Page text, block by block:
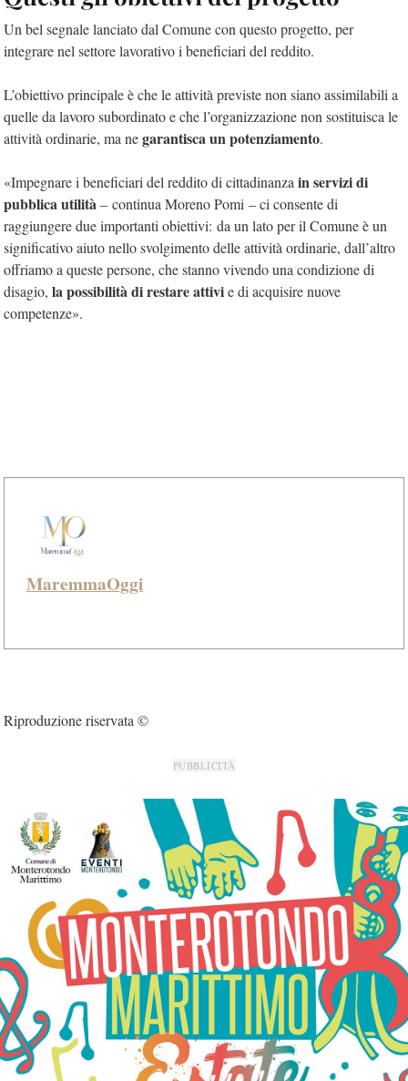
Un bel segnale lanciato dal Comune con questo progetto, per
integrare nel settore lavorativo i beneficiari del reddito.
L’obiettivo principale è che le attività previste non siano assimilabili a
quelle da lavoro subordinato e che l’organizzazione non sostituisca le
attività ordinarie, ma negarantisca un potenziamento.
«Impegnare i beneficiari del reddito di cittadinanza in servizi di
pubblica utilità– continua Moreno Pomi – ci consente di
raggiungere due importanti obiettivi: da un lato per il Comune è un
significativo aiuto nello svolgimento delle attività ordinarie, dall’altro
offriamo a queste persone, che stanno vivendo una condizione di
disagio, la possibilità di restare attivie di acquisire nuove
competenze».
MaremmaOggi
Riproduzione riservata ©
PUBBLICITÀ